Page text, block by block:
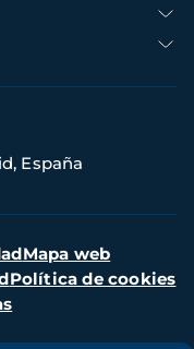
España
Mapa web
Política de cookies